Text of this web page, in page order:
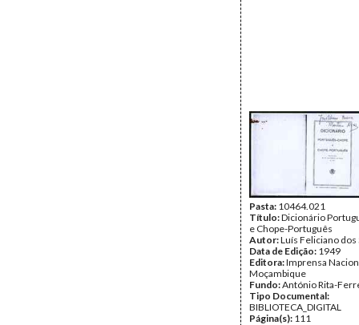
Pasta: 10464.021
Título:Dicionário
e Chope-Português
Autor:Luís Feliciano dos
Data de Edição: 1949
Editora:Imprensa
Moçambique
Fundo:António Rita-
Tipo Documental:
BIBLIOTECA_DIGITAL
Página(s): 111